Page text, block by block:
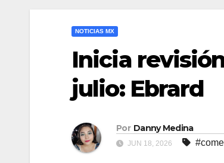
NOTICIAS MX
Inicia
julio: Ebrard
Por Danny Medina
JUN 18, 2026